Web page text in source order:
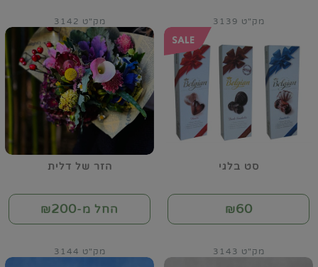
סט בלגי
מק"ט 3139
₪60
הזר של דלית
מק"ט 3142
החל מ-₪200
מק"ט 3143 מק"ט 3144